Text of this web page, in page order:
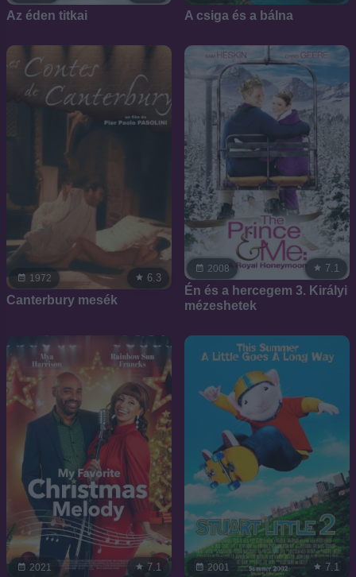
Az éden titkai A csiga és a bálna
1972 6.3
Canterbury mesék
2008 7.1
Én és a hercegem 3. Királyi
mézeshetek
2021 7.1 2001 7.1